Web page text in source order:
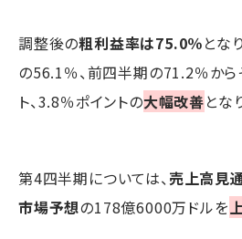
調整後の粗利益率は75.0％とな
の56.1％、前四半期の71.2％か
ト、3.8％ポイントの大幅改善とな
第4四半期については、 売上高見
市場予想の178億6000万ドルを